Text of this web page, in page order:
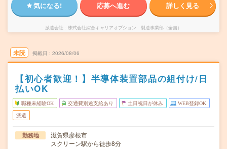
気になる! 応募へ進む 詳しく見る
派遣会社 株式会社綜合キャリアオプション 製造事業部（全国）
未読 掲載日 2026/08/06
【初心者歓迎！】半導体装置部品の組付け/日
払いOK
職種未経験OK 交通費別途支給あり 土日祝日が休み WEB登録OK
派遣
勤務地
滋賀県彦根市
スクリーン駅から徒歩8分